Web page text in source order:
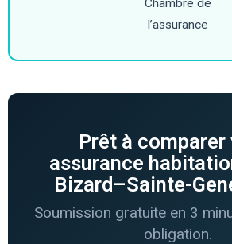
Chambre de
l’assurance
Prêt à comparer
assurance
Bizard–Sainte-
Soumission gratuite en 3
obligation.